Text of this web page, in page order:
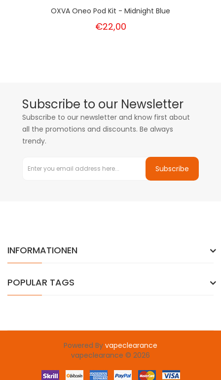
OXVA Oneo Pod Kit - Midnight Blue
€22,00
Subscribe to our Newsletter
Subscribe to our newsletter and know first about
all the promotions and discounts. Be always
trendy.
Subscribe
INFORMATIONEN
POPULAR TAGS
Powered By vapeclearance
vapeclearance © 2026
Popular sites are here: